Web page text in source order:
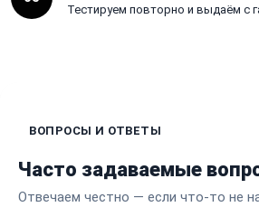
Тестируем повторно и выдаём с
ВОПРОСЫ И ОТВЕТЫ
Часто задаваемые
Отвечаем честно — если что-то не